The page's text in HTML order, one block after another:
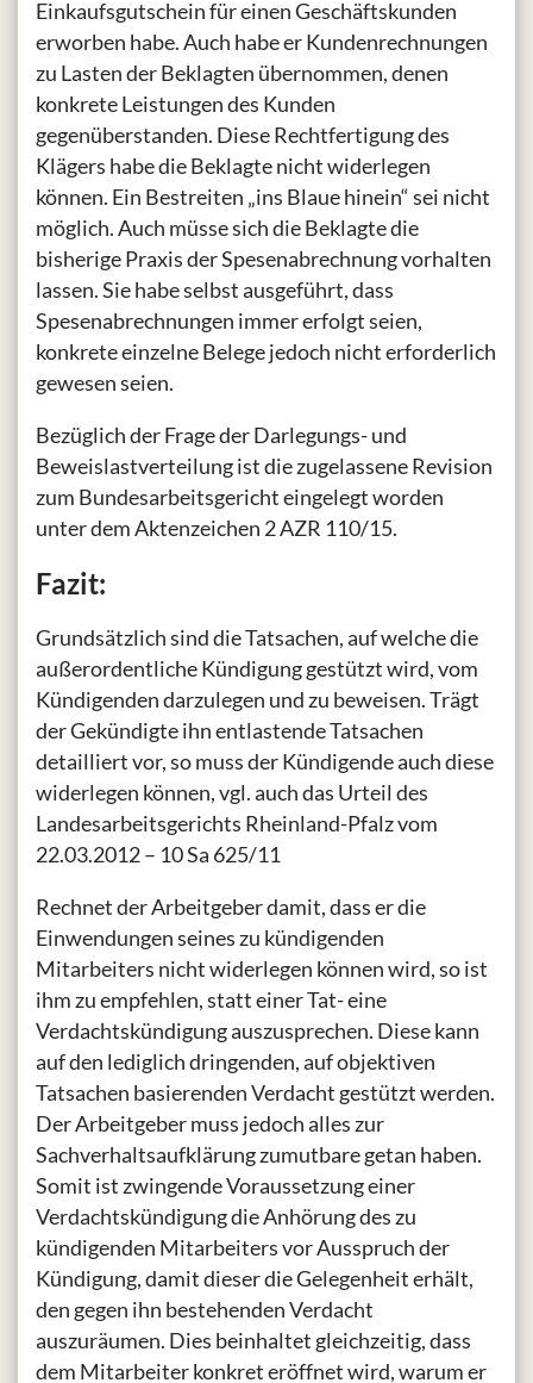
Einkaufsgutschein für einen Geschäftskunden
erworben habe. Auch habe er Kundenrechnungen
zu Lasten der Beklagten übernommen, denen
konkrete Leistungen des Kunden
gegenüberstanden. Diese Rechtfertigung des
Klägers habe die Beklagte nicht widerlegen
können. Ein Bestreiten „ins Blaue hinein“ sei nicht
möglich. Auch müsse sich die Beklagte die
bisherige Praxis der Spesenabrechnung vorhalten
lassen. Sie habe selbst ausgeführt, dass
Spesenabrechnungen immer erfolgt seien,
konkrete einzelne Belege jedoch nicht erforderlich
gewesen seien.
Bezüglich der Frage der Darlegungs- und
Beweislastverteilung ist die zugelassene Revision
zum Bundesarbeitsgericht eingelegt worden
unter dem Aktenzeichen 2 AZR 110/15.
Fazit:
Grundsätzlich sind die Tatsachen, auf welche die
außerordentliche Kündigung gestützt wird, vom
Kündigenden darzulegen und zu beweisen. Trägt
der Gekündigte ihn entlastende Tatsachen
detailliert vor, so muss der Kündigende auch diese
widerlegen können, vgl. auch das Urteil des
Landesarbeitsgerichts Rheinland-Pfalz vom
22.03.2012 – 10 Sa 625/11
Rechnet der Arbeitgeber damit, dass er die
Einwendungen seines zu kündigenden
Mitarbeiters nicht widerlegen können wird, so ist
ihm zu empfehlen, statt einer Tat- eine
Verdachtskündigung auszusprechen. Diese kann
auf den lediglich dringenden, auf objektiven
Tatsachen basierenden Verdacht gestützt werden.
Der Arbeitgeber muss jedoch alles zur
Sachverhaltsaufklärung zumutbare getan haben.
Somit ist zwingende Voraussetzung einer
Verdachtskündigung die Anhörung des zu
kündigenden Mitarbeiters vor Ausspruch der
Kündigung, damit dieser die Gelegenheit erhält,
den gegen ihn bestehenden Verdacht
auszuräumen. Dies beinhaltet gleichzeitig, dass
dem Mitarbeiter konkret eröffnet wird, warum er